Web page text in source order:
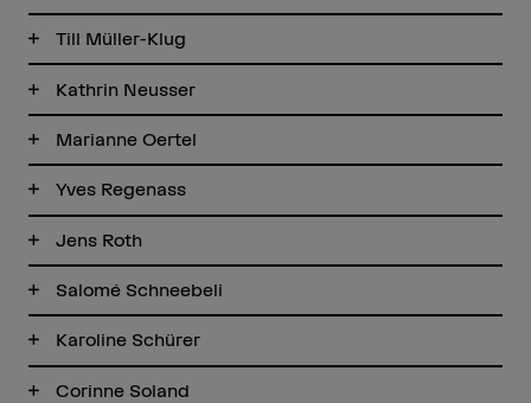
Till Müller-Klug
Kathrin Neusser
Marianne Oertel
Yves Regenass
Jens Roth
Salomé Schneebeli
Karoline Schürer
Corinne Soland